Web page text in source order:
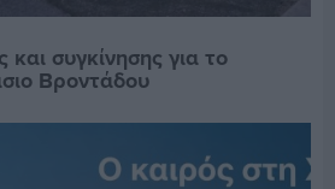
και συγκίνησης για το
Βροντάδου